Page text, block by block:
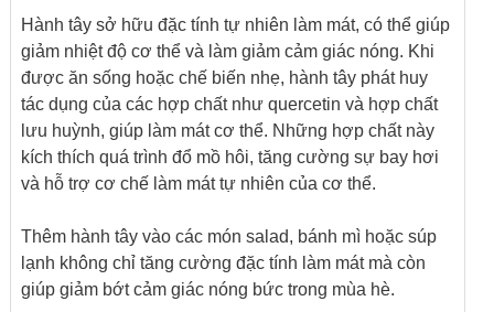
Hành tây sở hữu đặc tính tự nhiên làm mát, có thể giúp
giảm nhiệt độ cơ thể và làm giảm cảm giác nóng. Khi
được ăn sống hoặc chế biến nhẹ, hành tây phát huy
tác dụng của các hợp chất như quercetin và hợp chất
lưu huỳnh, giúp làm mát cơ thể. Những hợp chất này
kích thích quá trình đổ mồ hôi, tăng cường sự bay hơi
và hỗ trợ cơ chế làm mát tự nhiên của cơ thể.
Thêm hành tây vào các món salad, bánh mì hoặc súp
lạnh không chỉ tăng cường đặc tính làm mát mà còn
giúp giảm bớt cảm giác nóng bức trong mùa hè.